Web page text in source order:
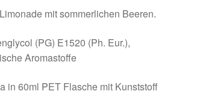
mit sommerlichen Beeren.
(PG) E1520 (Ph. Eur.),
Aromastoffe
in 60ml PET Flasche mit Kunststoff